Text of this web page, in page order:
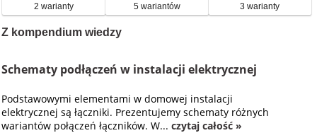
2 warianty 5 wariantów 3 warianty
Z kompendium wiedzy
Schematy podłączeń w instalacji elektrycznej
Podstawowymi elementami w domowej instalacji
elektrycznej są łączniki. Prezentujemy schematy różnych
wariantów połączeń łączników. W...czytaj całość »